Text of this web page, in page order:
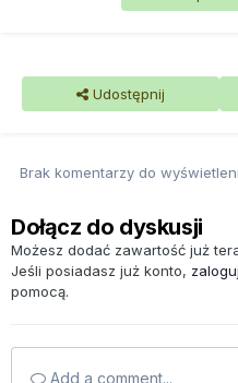
Udostępnij
Brak komentarzy do
Dołącz do dyskusji
Możesz dodać zawartość już
Jeśli posiadasz już konto,
pomocą.
Add a comment...